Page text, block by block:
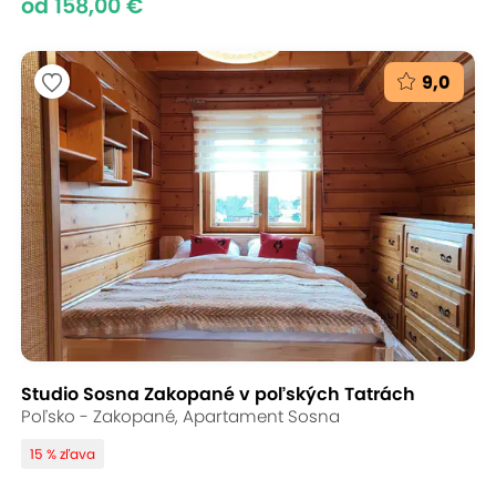
od 158,00 €
9,0
Studio Sosna Zakopané v poľských Tatrách
Poľsko - Zakopané, Apartament Sosna
15 % zľava